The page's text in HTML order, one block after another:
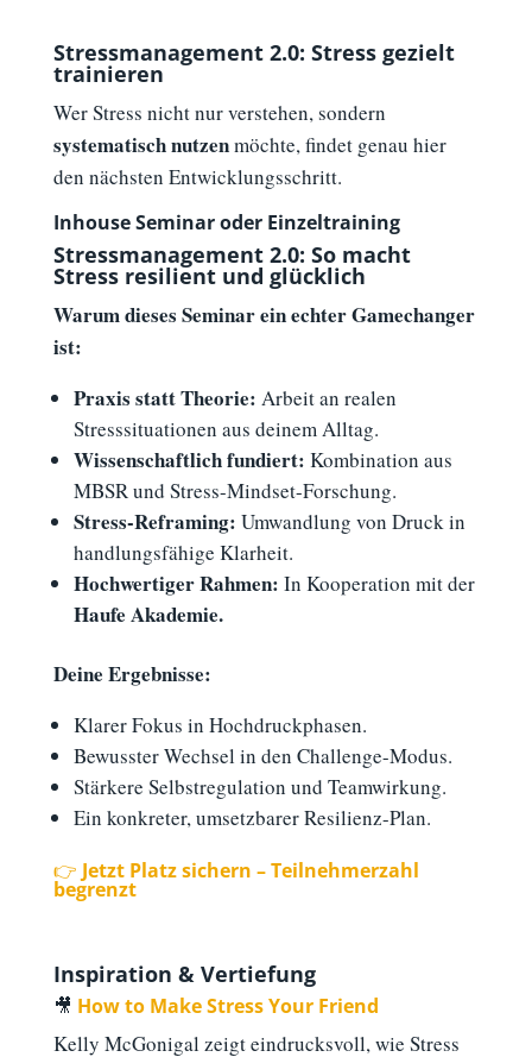
Stressmanagement 2.0: Stress gezielt
trainieren
Wer Stress nicht nur verstehen, sondern
systematisch nutzenmöchte, findet genau hier
den nächsten Entwicklungsschritt.
Inhouse Seminar oder Einzeltraining
Stressmanagement 2.0: So macht
Stress resilient und glücklich
Warum dieses Seminar ein echter Gamechanger
ist:
Praxis statt Theorie: Arbeit an realen
Stresssituationen aus deinem Alltag.
Wissenschaftlich fundiert: Kombination aus
MBSR und Stress-Mindset-Forschung.
Stress-Reframing: Umwandlung von Druck in
handlungsfähige Klarheit.
Hochwertiger Rahmen: In Kooperation mit der
Haufe Akademie.
Deine Ergebnisse:
Klarer Fokus in Hochdruckphasen.
Bewusster Wechsel in den Challenge-Modus.
Stärkere Selbstregulation und Teamwirkung.
Ein konkreter, umsetzbarer Resilienz-Plan.
👉 Jetzt Platz sichern – Teilnehmerzahl
begrenzt
Inspiration & Vertiefung
🎥 How to Make Stress Your Friend
Kelly McGonigal zeigt eindrucksvoll, wie Stress